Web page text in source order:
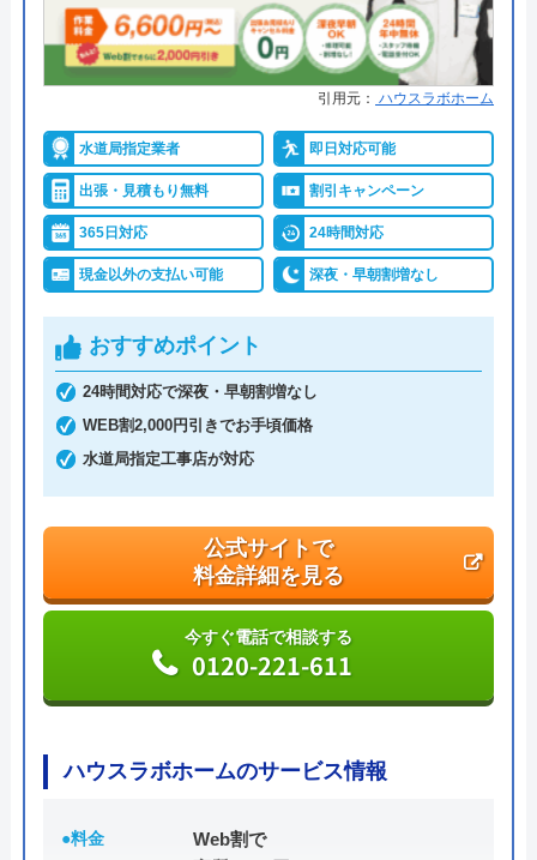
●累計実績
年間25万件、累計500万件の修理交
換実績
●保証・保険
工事保証12年・商品保証10年(最
詳細は公式HPでご確認ください
イースマイルがおすすめの理由
イースマイルは対応する自治体で適切な工事ができ
ると認められている水道局指定業者です。
土日祝日・深夜早朝含む24時間365日、いつ相談し
ても割増料金がかからず、作業が始まるまでは一切
費用がかからないかなり信頼できる業者です。
ため技術力はもちろん接客もよく、トイレや排水
管、給湯器や蛇口の修理交換まで水回りのことなら
何でも相談できます。
に伝えるようにしましょう。
ないので、相見積もりの際は必ず相談しておきたい
引用元： ハウスラボホーム
水道局指定業者 即日対応可能
出張・見積もり無料 割引キャンペーン
365日対応 24時間対応
現金以外の支払い可能 深夜・早朝割増なし
おすすめポイント
24時間対応で深夜・早朝割増なし
WEB割2,000円引きでお手頃価格
水道局指定工事店が対応
公式サイトで
料金詳細を見る
今すぐ電話で相談する
0120-221-611
ハウスラボホームのサービス情報
●料金
Web割で